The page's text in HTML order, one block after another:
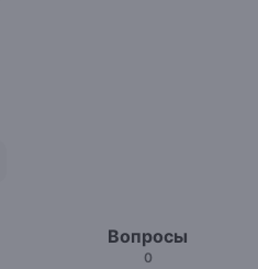
Вопросы
0